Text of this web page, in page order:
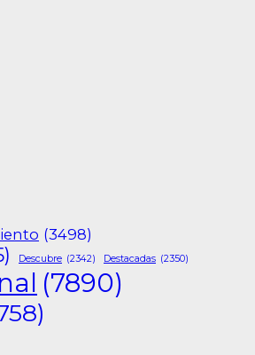
(3498)
Descubre (2342) Destacadas (2350)
(7890)